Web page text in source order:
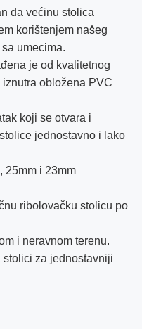
da većinu stolica
korištenjem našeg
umecima.
je od kvalitetnog
obložena PVC
koji se otvara i
jednostavno i lako
25mm i 23mm
ribolovačku stolicu po
i neravnom terenu.
stolici za jednostavniji